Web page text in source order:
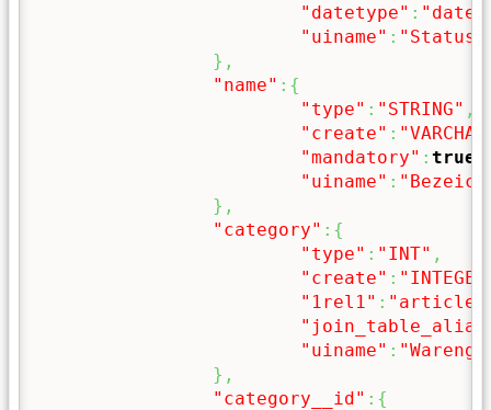
"datetype" : "date"
"uiname" : "Status
} ,
"name" : {
"type" : "STRING" ,
"create" :
"mandatory" : true
"uiname" :
} ,
"category" : {
"type" : "INT" ,
"create" :
"1rel1" :
"uiname" :
} ,
"category__id" : {